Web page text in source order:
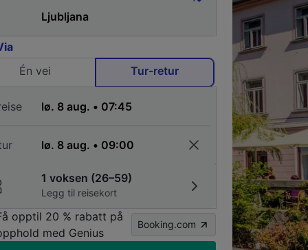
Én vei
Tur-retur
1 voksen (26–59)
Legg til reisekort
opptil 20 % rabatt på
med Genius
Booking.com